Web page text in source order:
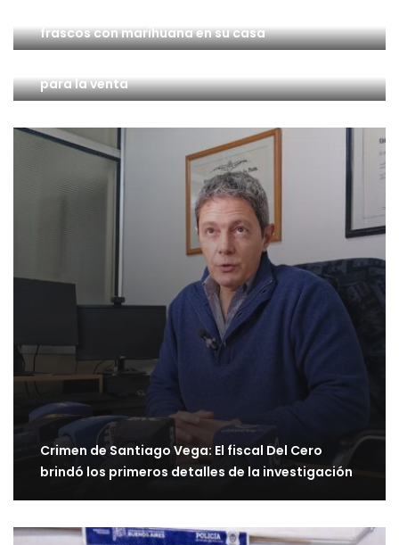
frascos con marihuana en su casa
para la venta
Crimen de Santiago Vega: El fiscal Del Cero
brindó los primeros detalles de la investigación